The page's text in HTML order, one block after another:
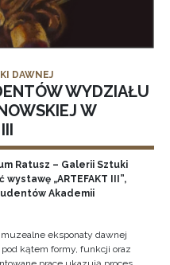
DAWNEJ
WYDZIAŁU
W
Ratusz – Galerii Sztuki
„ARTEFAKT III”,
Akademii
eksponaty dawnej
kątem formy, funkcji oraz